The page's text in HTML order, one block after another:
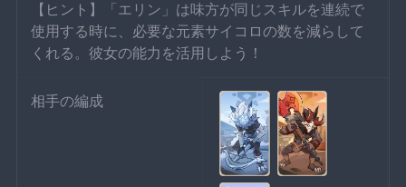
【ヒント】「エリン」は味方が同じスキルを連続で
使用する時に、必要な元素サイコロの数を減らして
くれる。彼女の能力を活用しよう！
相手の編成